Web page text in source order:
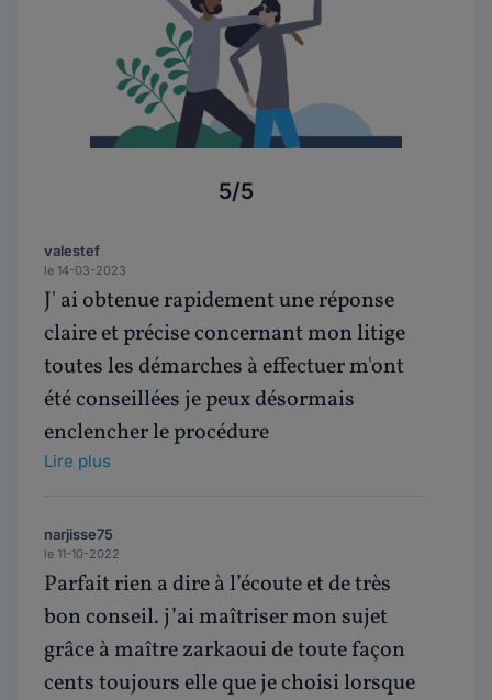
5/5
valestef
le 14-03-2023
J' ai obtenue rapidement une réponse
claire et précise concernant mon litige
toutes les démarches à effectuer m'ont
été conseillées je peux désormais
enclencher le procédure
Lire plus
narjisse75
le 11-10-2022
Parfait rien a dire à l’écoute et de très
bon conseil. j’ai maîtriser mon sujet
grâce à maître zarkaoui de toute façon
cents toujours elle que je choisi lorsque